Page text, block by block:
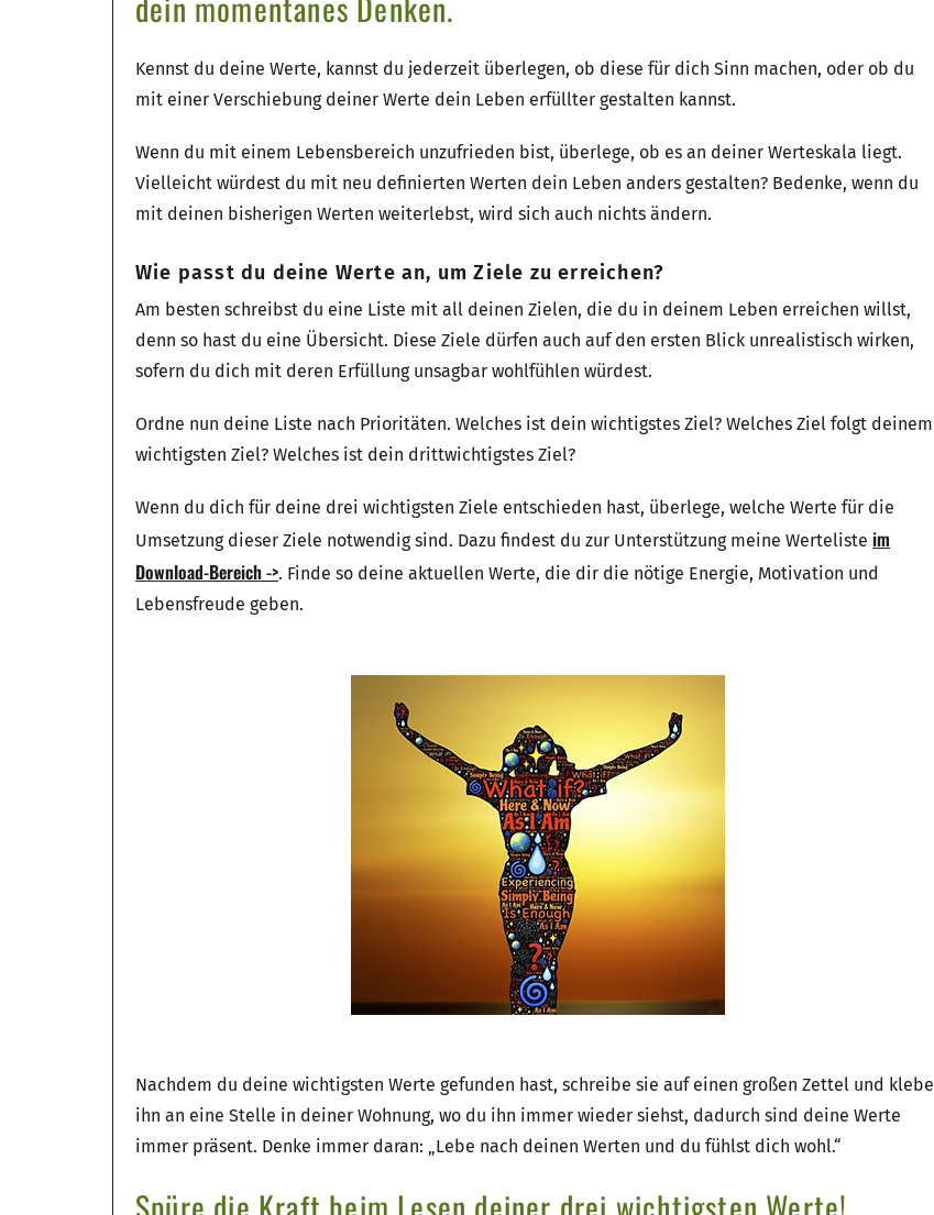
Kennst du deine Werte, kannst du jederzeit überlegen, ob diese für dich Sinn machen, oder ob du
mit einer Verschiebung deiner Werte dein Leben erfüllter gestalten kannst.
Wenn du mit einem Lebensbereich unzufrieden bist, überlege, ob es an deiner Werteskala liegt.
Vielleicht würdest du mit neu definierten Werten dein Leben anders gestalten? Bedenke, wenn du
mit deinen bisherigen Werten weiterlebst, wird sich auch nichts ändern.
Wie passt du deine Werte an, um Ziele zu erreichen?
Am besten schreibst du eine Liste mit all deinen Zielen, die du in deinem Leben erreichen willst,
denn so hast du eine Übersicht. Diese Ziele dürfen auch auf den ersten Blick unrealistisch wirken,
sofern du dich mit deren Erfüllung unsagbar wohlfühlen würdest.
Ordne nun deine Liste nach Prioritäten. Welches ist dein wichtigstes Ziel? Welches Ziel folgt deinem
wichtigsten Ziel? Welches ist dein drittwichtigstes Ziel?
Wenn du dich für deine drei wichtigsten Ziele entschieden hast, überlege, welche Werte für die
Umsetzung dieser Ziele notwendig sind. Dazu findest du zur Unterstützung meine Werteliste im
Download-Bereich ->. Finde so deine aktuellen Werte, die dir die nötige Energie, Motivation und
Lebensfreude geben.
Nachdem du deine wichtigsten Werte gefunden hast, schreibe sie auf einen großen Zettel und klebe
ihn an eine Stelle in deiner Wohnung, wo du ihn immer wieder siehst, dadurch sind deine Werte
immer präsent. Denke immer daran: „Lebe nach deinen Werten und du fühlst dich wohl.“